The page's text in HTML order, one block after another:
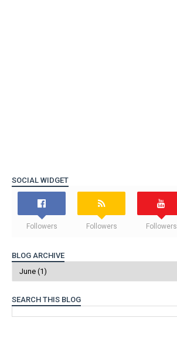
SOCIAL WIDGET
Followers Followers Followers
BLOG ARCHIVE
SEARCH THIS BLOG